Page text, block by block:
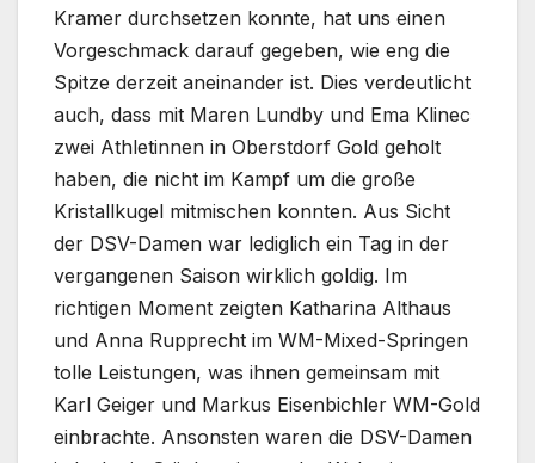
Kramer durchsetzen konnte, hat uns einen
Vorgeschmack darauf gegeben, wie eng die
Spitze derzeit aneinander ist. Dies verdeutlicht
auch, dass mit Maren Lundby und Ema Klinec
zwei Athletinnen in Oberstdorf Gold geholt
haben, die nicht im Kampf um die große
Kristallkugel mitmischen konnten. Aus Sicht
der DSV-Damen war lediglich ein Tag in der
vergangenen Saison wirklich goldig. Im
richtigen Moment zeigten Katharina Althaus
und Anna Rupprecht im WM-Mixed-Springen
tolle Leistungen, was ihnen gemeinsam mit
Karl Geiger und Markus Eisenbichler WM-Gold
einbrachte. Ansonsten waren die DSV-Damen